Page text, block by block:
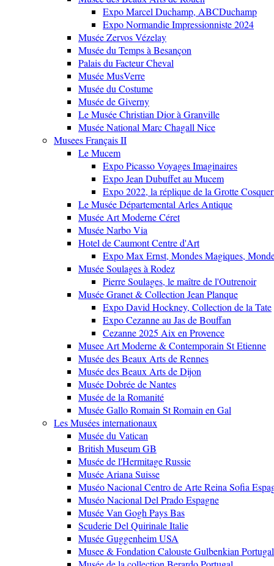
Expo Marcel Duchamp, ABCDuchamp
Expo Normandie Impressionniste 2024
Musée Zervos Vézelay
Musée du Temps à Besançon
Palais du Facteur Cheval
Musée MusVerre
Musée du Costume
Musée de Giverny
Le Musée Christian Dior à Granville
Musée National Marc Chagall Nice
Musees Français II
Le Mucem
Expo Picasso Voyages Imaginaires
Expo Jean Dubuffet au Mucem
Expo 2022, la réplique de la Grotte
Le Musée Départemental Arles Antique
Musée Art Moderne Céret
Musée Narbo Via
Hotel de Caumont Centre d'Art
Expo Max Ernst, Mondes Magiques,
Musée Soulages à Rodez
Pierre Soulages, le maître de l'Outrenoir
Musée Granet & Collection Jean Planque
Expo David Hockney, Collection de la Tate
Expo Cezanne au Jas de Bouffan
Cezanne 2025 Aix en Provence
Musee Art Moderne & Contemporain St Etienne
Musée des Beaux Arts de Rennes
Musée des Beaux Arts de Dijon
Musée Dobrée de Nantes
Musée de la Romanité
Musée Gallo Romain St Romain en Gal
Les Musées internationaux
Musée du Vatican
British Museum GB
Musée de l'Hermitage Russie
Musée Ariana Suisse
Muséo Nacional Centro de Arte Reina Sofia
Muséo Nacional Del Prado Espagne
Musée Van Gogh Pays Bas
Scuderie Del Quirinale Italie
Musée Guggenheim USA
Musee & Fondation Calouste Gulbenkian Portugal